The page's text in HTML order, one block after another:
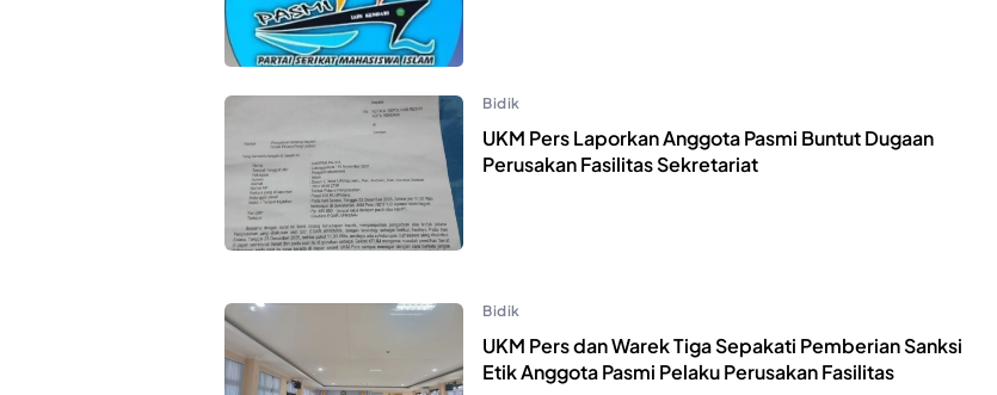
Bidik
UKM Pers Laporkan Anggota Pasmi Buntut Dugaan
Perusakan Fasilitas Sekretariat
Bidik
UKM Pers dan Warek Tiga Sepakati Pemberian Sanksi
Etik Anggota Pasmi Pelaku Perusakan Fasilitas